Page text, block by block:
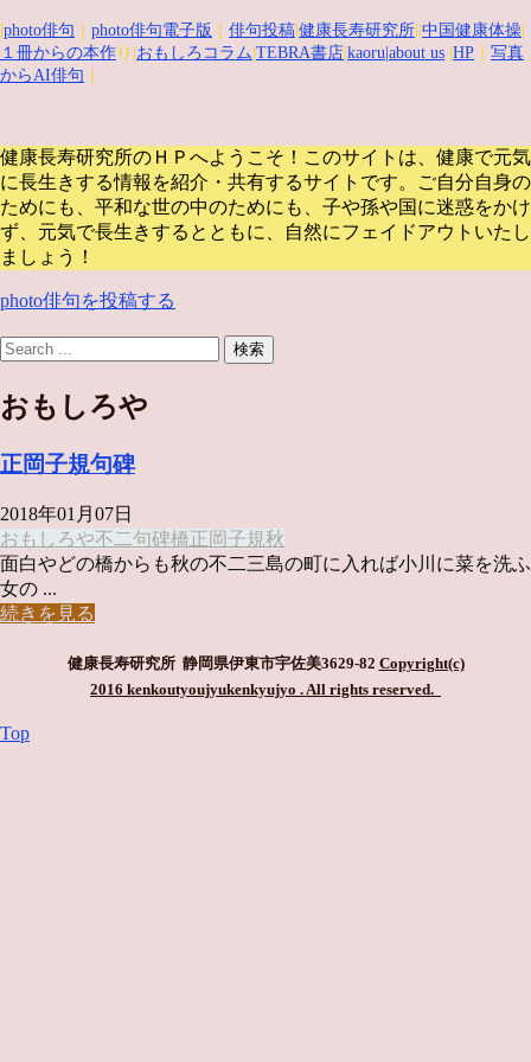
photo俳句 photo俳句電子版 俳句投稿 健康長寿研究所 中国健康体操
１冊からの本作 り| おもしろコラム TEBRA書店 kaoru |about us HP
写真
からAI俳句
健康長寿研究所のＨＰへようこそ！このサイトは、健康で元気
に長生きする情報を紹介・共有するサイトです。
ご自分自身の
ためにも、平和な世の中のためにも、子や孫や国に迷惑をかけ
ず、元気で長生きするとともに、自然にフェイドアウトいたし
ましょう！
photo俳句を投稿する
おもしろや
正岡子規句碑
2018年01月07日
おもしろや不二句碑橋正岡子規秋
面白やどの橋からも秋の不二三島の町に入れば小川に菜を洗ふ
女の ...
続きを見る
健康長寿研究所 静岡県伊東市宇佐美3629-82 Copyright(c)
2016 kenkoutyoujyukenkyujyo . All rights reserved.
Top